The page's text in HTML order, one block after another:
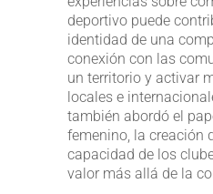
deportivo puede
identidad de una
conexión con las
un territorio y activar
locales e
también abordó el
femenino, la creación
capacidad de los
valor más allá de la